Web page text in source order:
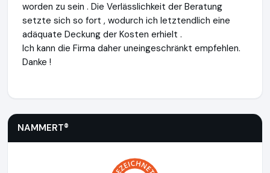
worden zu sein . Die Verlässlichkeit der Beratung
setzte sich so fort , wodurch ich letztendlich eine
adäquate Deckung der Kosten erhielt .
Ich kann die Firma daher uneingeschränkt empfehlen.
Danke !
NAMMERT®